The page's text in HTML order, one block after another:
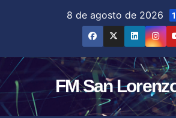
8 de agosto de 2026
FM San